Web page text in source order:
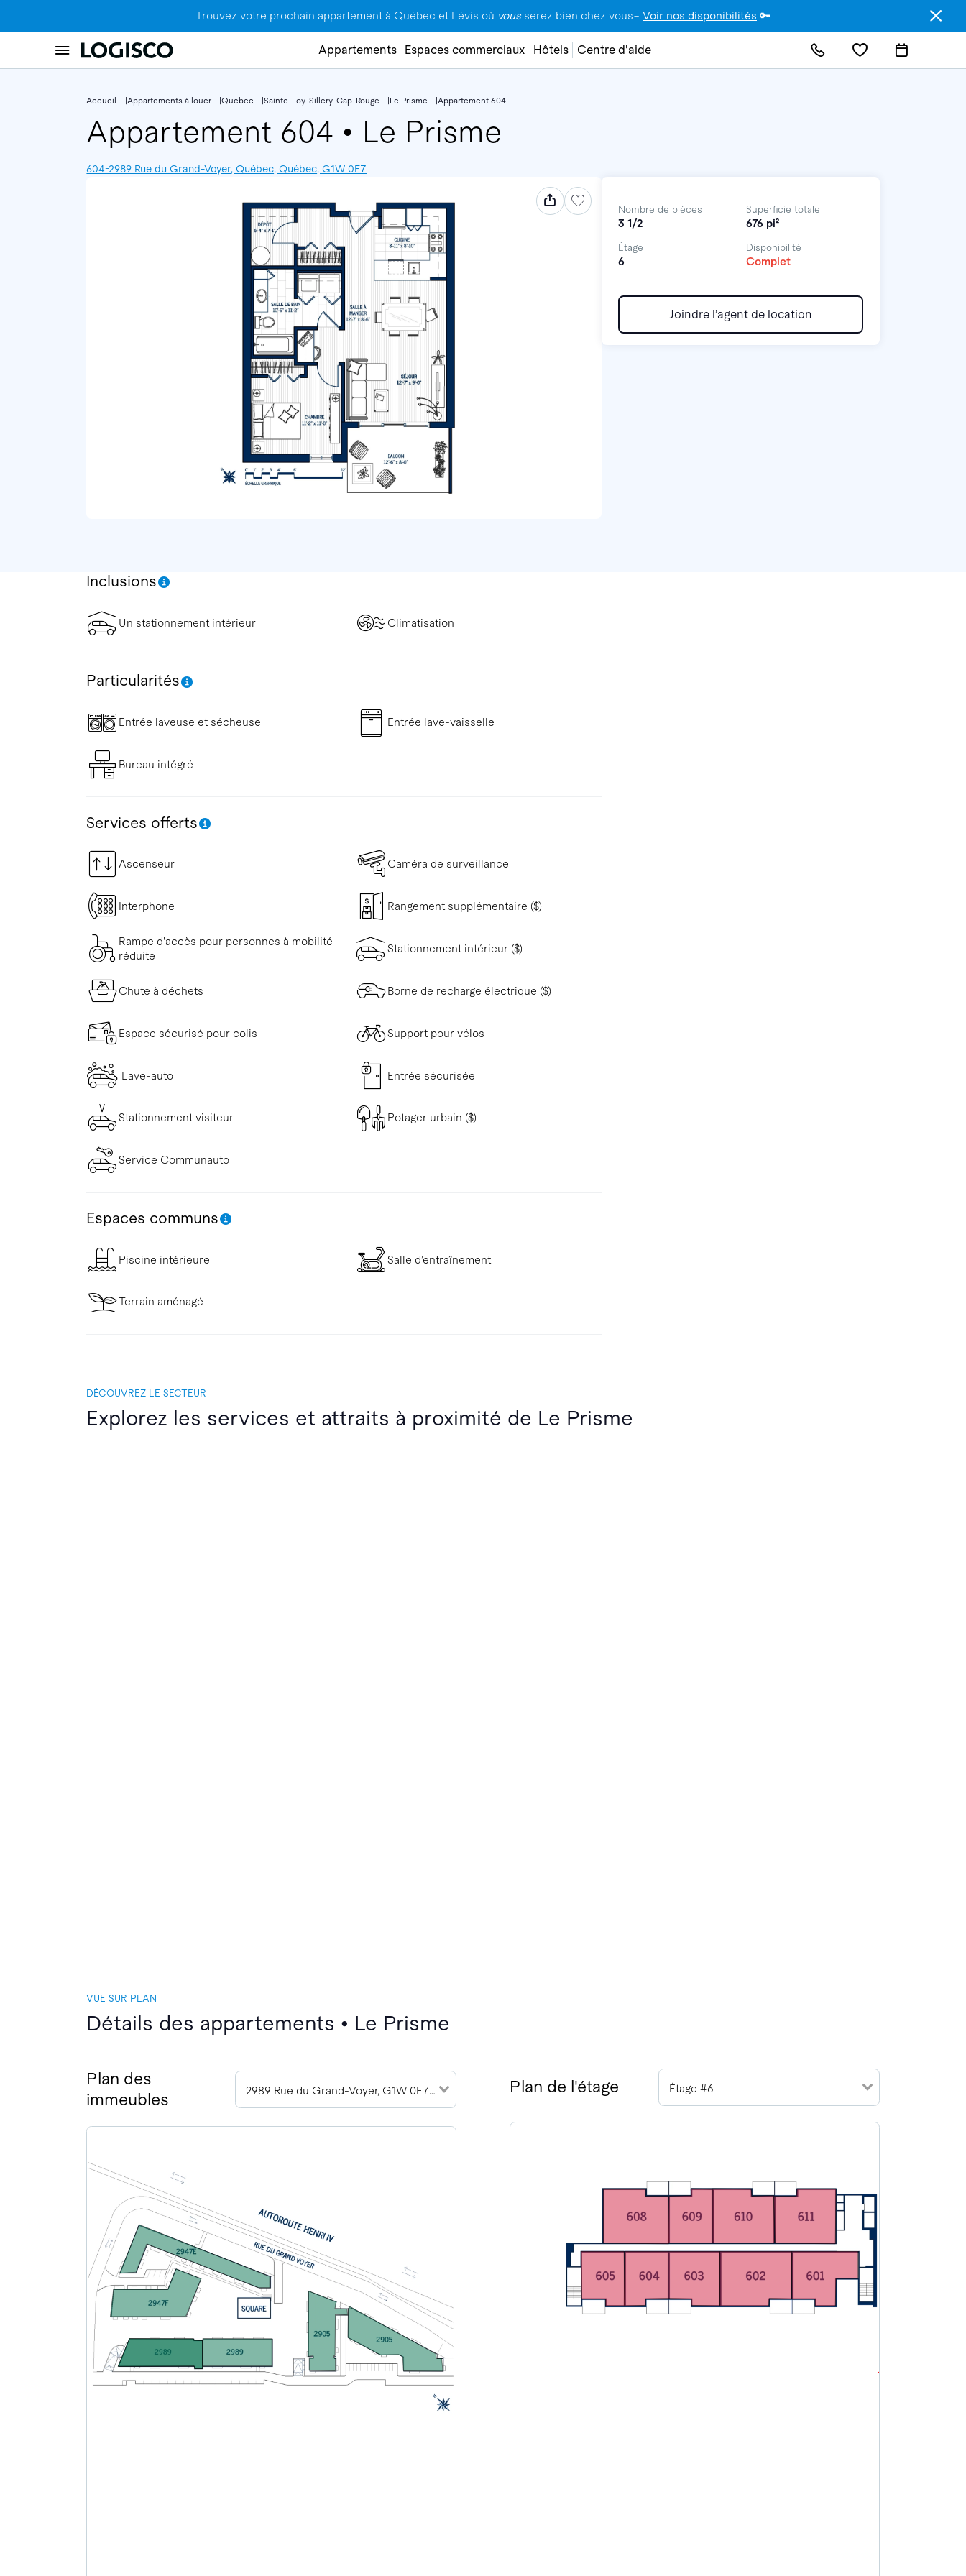
Trouvez votre prochain appartement à Québec et Lévis où vous serez bien chez vous– Voir nos disponibilités 🔑
Appartements Espaces commerciaux Hôtels Centre d'aide
Accueil Appartements à louer Québec Sainte-Foy-Sillery-Cap-Rouge Le Prisme Appartement 604
Appartement 604 • Le Prisme
604-2989 Rue du Grand-Voyer, Québec, Québec, G1W 0E7
Inclusions
Un stationnement intérieur Climatisation
Particularités
Entrée laveuse et sécheuse Entrée lave-vaisselle
Bureau intégré
Services offerts
Ascenseur Caméra de surveillance
Interphone Rangement supplémentaire ($)
Rampe d'accès pour personnes à mobilité
réduite
Stationnement intérieur ($)
Chute à déchets Borne de recharge électrique ($)
Espace sécurisé pour colis Support pour vélos
Lave-auto Entrée sécurisée
Stationnement visiteur Potager urbain ($)
Service Communauto
Espaces communs
Piscine intérieure Salle d’entraînement
Terrain aménagé
Nombre de pièces
3 1/2
Superficie totale
676 pi²
Étage
6
Disponibilité
Complet
Joindre l’agent de location
DÉCOUVREZ LE SECTEUR
Explorez les services et attraits à proximité de Le Prisme
VUE SUR PLAN
Détails des appartements • Le Prisme
Plan des
immeubles
2989 Rue du Grand-Voyer, G1W 0E7 (2) Plan de l'étage Étage #6